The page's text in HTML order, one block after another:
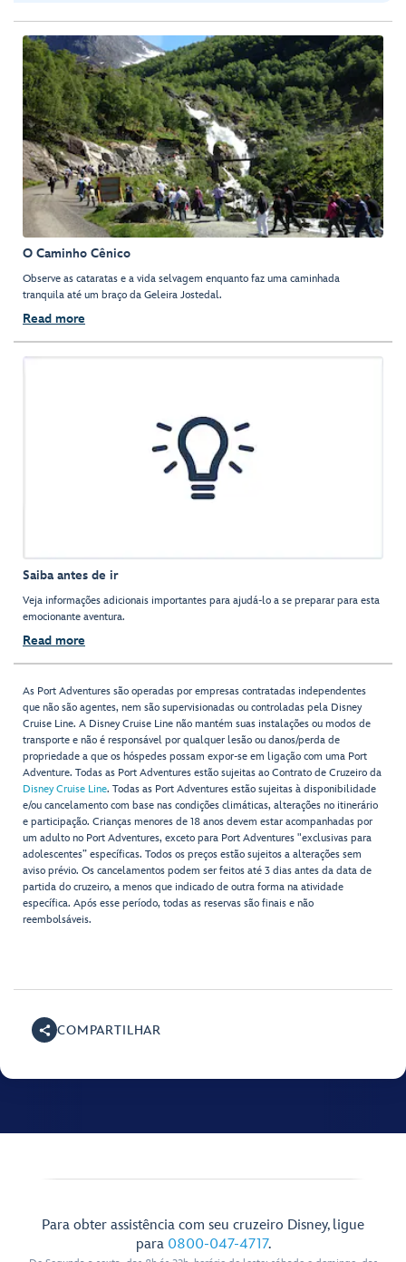
O Caminho Cênico
Observe as cataratas e a vida selvagem enquanto faz uma caminhada
tranquila até um braço da Geleira Jostedal.
Read more
Saiba antes de ir
Veja informações adicionais importantes para ajudá-lo a se preparar para esta
emocionante aventura.
Read more
As Port Adventures são operadas por empresas contratadas independentes
que não são agentes, nem são supervisionadas ou controladas pela Disney
Cruise Line. A Disney Cruise Line não mantém suas instalações ou modos de
transporte e não é responsável por qualquer lesão ou danos/perda de
propriedade a que os hóspedes possam expor-se em ligação com uma Port
Adventure. Todas as Port Adventures estão sujeitas ao Contrato de Cruzeiro da
Disney Cruise Line. Todas as Port Adventures estão sujeitas à disponibilidade
e/ou cancelamento com base nas condições climáticas, alterações no itinerário
e participação. Crianças menores de 18 anos devem estar acompanhadas por
um adulto no Port Adventures, exceto para Port Adventures "exclusivas para
adolescentes” específicas. Todos os preços estão sujeitos a alterações sem
aviso prévio. Os cancelamentos podem ser feitos até 3 dias antes da data de
partida do cruzeiro, a menos que indicado de outra forma na atividade
específica. Após esse período, todas as reservas são finais e não
reembolsáveis.
COMPARTILHAR
Para obter assistência com seu cruzeiro Disney, ligue
para 0800-047-4717.